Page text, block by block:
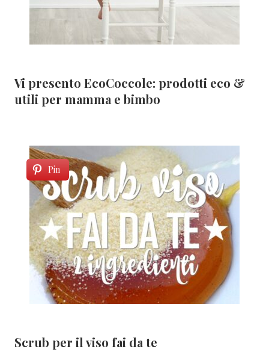
Vi presento EcoCoccole: prodotti eco &
utili per mamma e bimbo
Pin
Scrub per il viso fai da te